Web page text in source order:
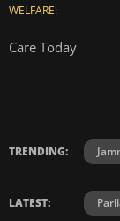
WELFARE:
Care Today
TRENDING:
LATEST: